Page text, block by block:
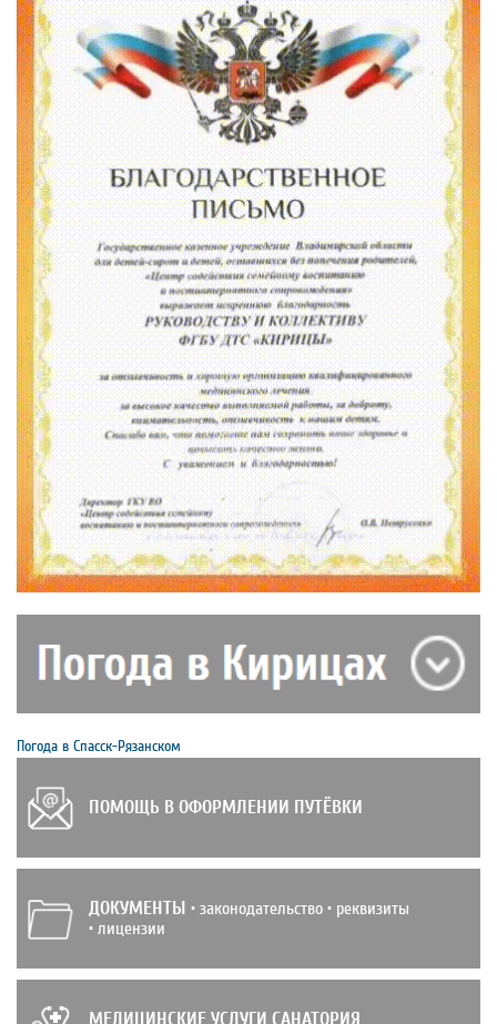
Погода в Спасск-Рязанском
ПОМОЩЬ В ОФОРМЛЕНИИ ПУТЁВКИ
ДОКУМЕНТЫ • законодательство • реквизиты
• лицензии
МЕДИЦИНСКИЕ УСЛУГИ САНАТОРИЯ